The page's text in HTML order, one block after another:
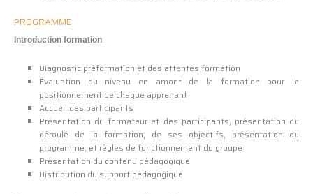
PROGRAMME
Introduction formation
Diagnostic préformation et des attentes formation
Évaluation du niveau en amont de la formation pour le
positionnement de chaque apprenant
Accueil des participants
Présentation du formateur et des participants, présentation du
déroulé de la formation, de ses objectifs, présentation du
programme, et règles de fonctionnement du groupe
Présentation du contenu pédagogique
Distribution du support pédagogique